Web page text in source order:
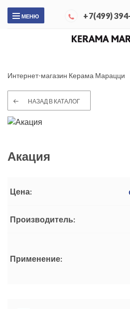
МЕНЮ +7(499)
Интернет-магазин Керама Марацци
НАЗАД В КАТАЛОГ
Акация
Цена:
Производитель:
Применение: